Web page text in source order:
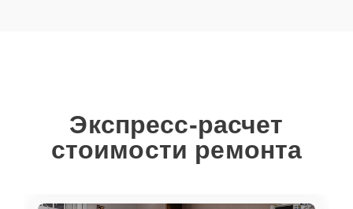
Экспресс-расчет
стоимости ремонта